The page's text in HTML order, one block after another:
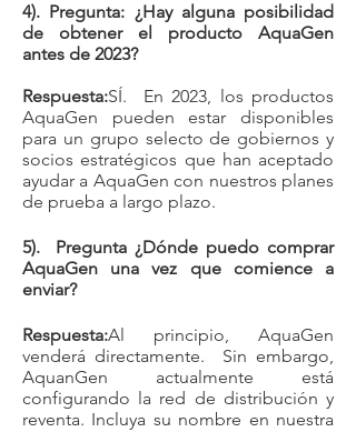
4). Pregunta: ¿Hay alguna posibilidad
de obtener el producto AquaGen
antes de 2023?
Respuesta:SÍ. En 2023, los productos
AquaGen pueden estar disponibles
para un grupo selecto de gobiernos y
socios estratégicos que han aceptado
ayudar a AquaGen con nuestros planes
de prueba a largo plazo.
5). Pregunta ¿Dónde puedo comprar
AquaGen una vez que comience a
enviar?
Respuesta:Al principio, AquaGen
venderá directamente. Sin embargo,
AquanGen actualmente está
configurando la red de distribución y
reventa. Incluya su nombre en nuestra